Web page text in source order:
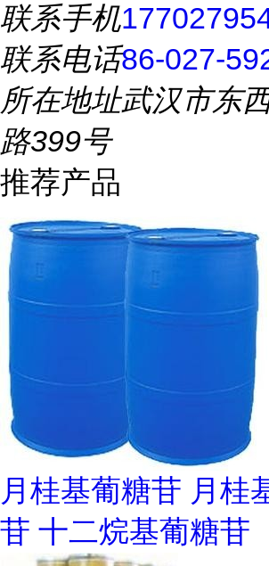
联系手机
联系电话86-027-
所在地址武汉市东
路399号
推荐产品
月桂基葡糖苷 月桂
苷 十二烷基葡糖苷